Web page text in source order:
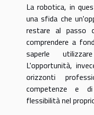
La robotica, in
una sfida che
restare al passo
comprendere a
saperle
L'opportunità,
orizzonti
competenze e
flessibilità nel